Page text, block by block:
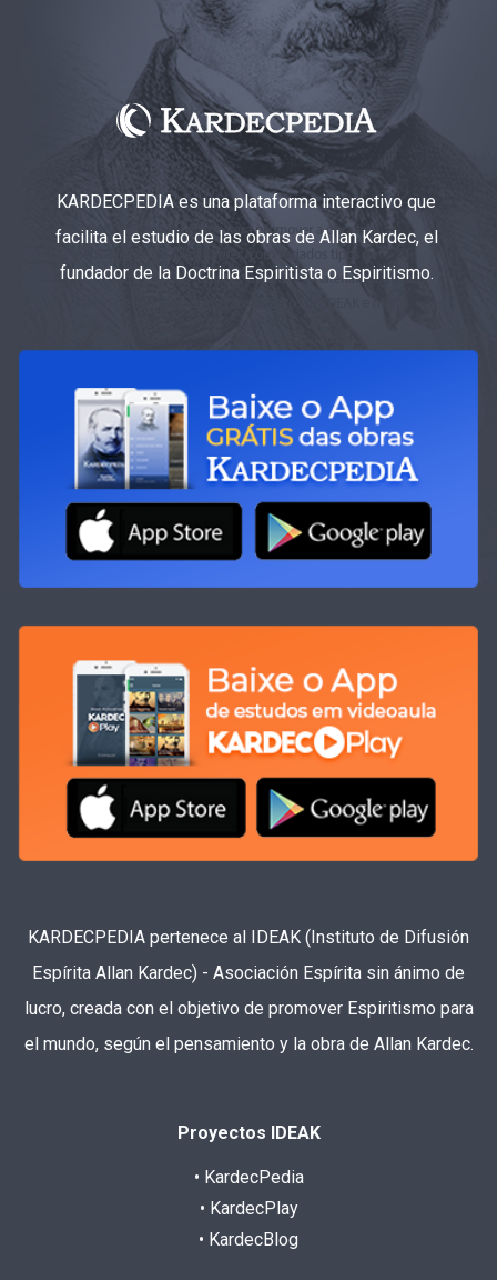
KARDECPEDIA es una plataforma interactivo que
facilita el estudio de las obras de Allan Kardec, el
fundador de la Doctrina Espiritista o Espiritismo.
KARDECPEDIA pertenece al IDEAK (Instituto de Difusión
Espírita Allan Kardec) - Asociación Espírita sin ánimo de
lucro, creada con el objetivo de promover Espiritismo para
el mundo, según el pensamiento y la obra de Allan Kardec.
Proyectos IDEAK
• KardecPedia
• KardecPlay
• KardecBlog